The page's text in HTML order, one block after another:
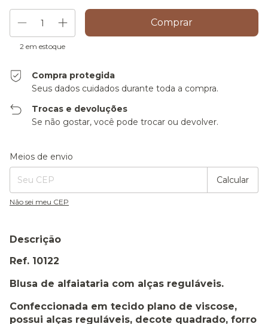
2 em estoque
Compra protegida
Seus dados cuidados durante toda a compra.
Trocas e devoluções
Se não gostar, você pode trocar ou devolver.
Entregas para o CEP:
Meios de envio
Calcular
Não sei meu CEP
Descrição
Ref. 10122
Blusa de alfaiataria com alças reguláveis.
Confeccionada em tecido plano de viscose,
possui alças reguláveis, decote quadrado, forro